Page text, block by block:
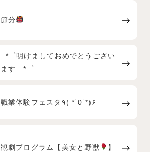
節分
.:*゜明けましておめでとうござい
ます .:*゜
職業体験フェスタ٩( *˙0˙*)۶
観劇プログラム【美女と野獣 】